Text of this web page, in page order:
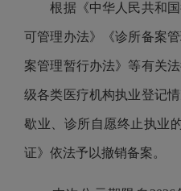
根据《中华人民共和国
可管理办法》《诊所备案
案管理暂行办法》等有关
级各类医疗机构执业登记
歇业、诊所自愿终止执业
证》依法予以撤销备案。